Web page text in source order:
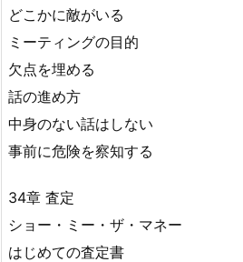
どこかに敵がいる
ミーティングの目的
欠点を埋める
話の進め方
中身のない話はしない
事前に危険を察知する
34章 査定
ショー・ミー・ザ・マネー
はじめての査定書